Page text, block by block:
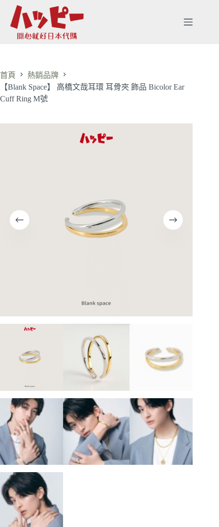
首頁
熱銷品牌
【Blank Space】 高橋文哉耳環 耳骨夾 飾品 Bicolor Ear
Cuff Ring M號